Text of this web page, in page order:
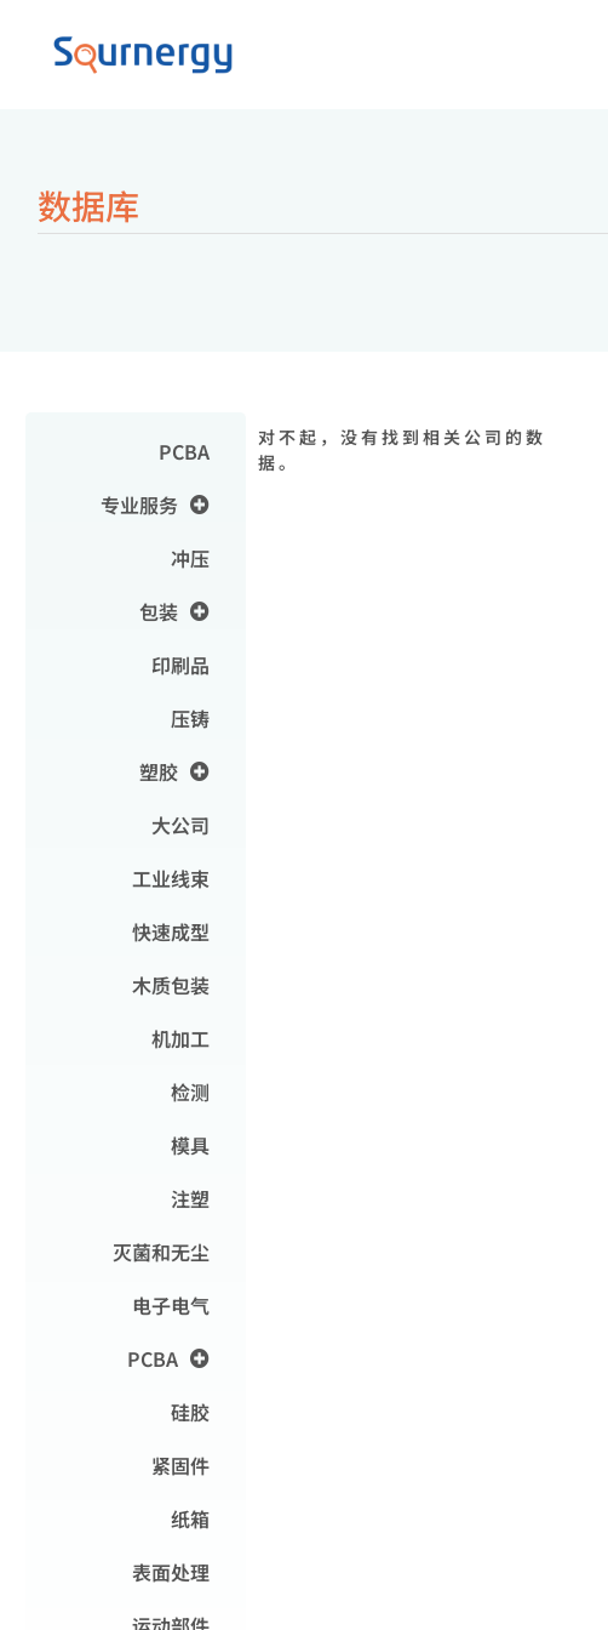
数据库
PCBA
专业服务
冲压
包装
印刷品
压铸
塑胶
大公司
工业线束
快速成型
木质包装
机加工
检测
模具
注塑
灭菌和无尘
电子电气
PCBA
硅胶
紧固件
纸箱
表面处理
对不起，没有找到相关公司的数
据。